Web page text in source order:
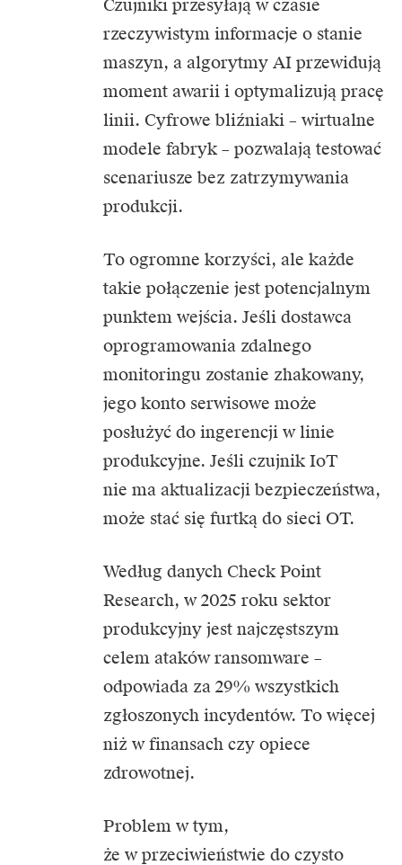
Czujniki przesyłają w czasie
rzeczywistym informacje o stanie
maszyn, a algorytmy AI przewidują
moment awarii i optymalizują pracę
linii. Cyfrowe bliźniaki – wirtualne
modele fabryk – pozwalają testować
scenariusze bez zatrzymywania
produkcji.
To ogromne korzyści, ale każde
takie połączenie jest potencjalnym
punktem wejścia. Jeśli dostawca
oprogramowania zdalnego
monitoringu zostanie zhakowany,
jego konto serwisowe może
posłużyć do ingerencji w linie
produkcyjne. Jeśli czujnik IoT
nie ma aktualizacji bezpieczeństwa,
może stać się furtką do sieci OT.
Według danych Check Point
Research, w 2025 roku sektor
produkcyjny jest najczęstszym
celem ataków ransomware –
odpowiada za 29% wszystkich
zgłoszonych incydentów. To więcej
niż w finansach czy opiece
zdrowotnej.
Problem w tym,
że w przeciwieństwie do czysto